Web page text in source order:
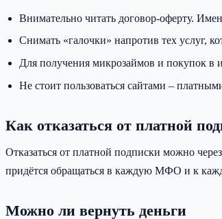
Внимательно читать договор-оферту.
Снимать «галочки» напротив тех услуг,
Для получения микрозаймов и покупок в
Не стоит пользоваться сайтами –
Как отказаться от платной
Отказаться от платной подписки можно
придётся обращаться в каждую МФО и к
Можно ли вернуть деньги